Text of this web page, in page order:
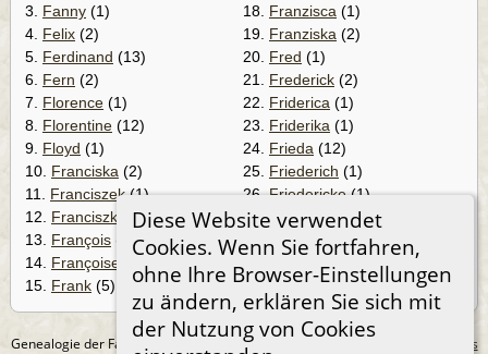
Diese Website verwendet
Cookies. Wenn Sie fortfahren,
ohne Ihre Browser-Einstellungen
zu ändern, erklären Sie sich mit
der Nutzung von Cookies
3. Fanny (1)
4. Felix (2)
5. Ferdinand (13)
6. Fern (2)
7. Florence (1)
8. Florentine (12)
9. Floyd (1)
10. Franciska (2)
11. Franciszek(1)
12. Franciszka
(2)
13. François (1)
14. Françoise
15. Frank (5)
18. Franzisca (1)
19. Franziska (2)
20. Fred (1)
21. Frederick (2)
22. Friderica (1)
23. Friderika (1)
24. Frieda (12)
25. Friederich (1)
26.Friedericke(1)
27.Friederike(7)
Friedrich
(58)
30.Fritz(3)
Genealogie der Familie Treichel aus Berlin. - erstellt und betreut von
Andreas